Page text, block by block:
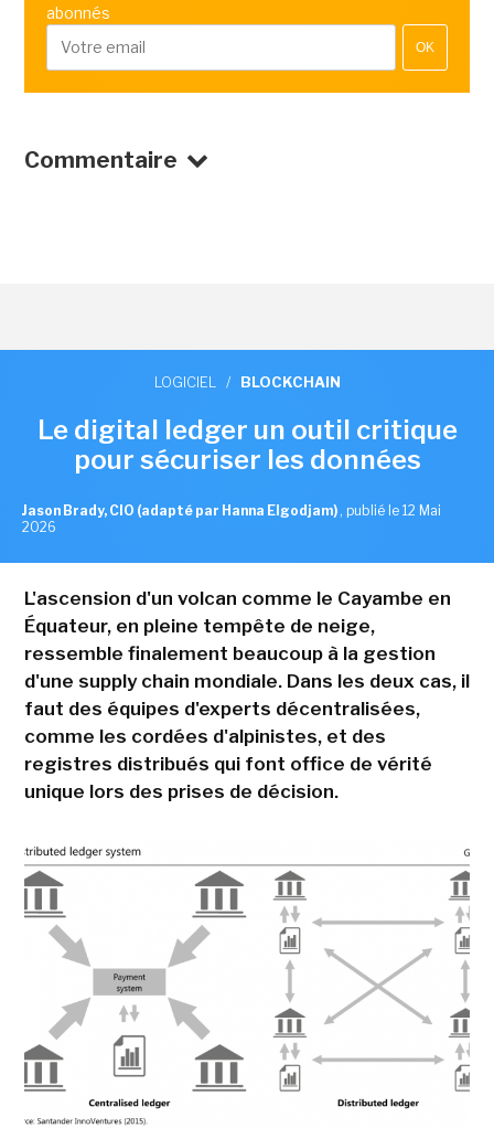
abonnés
OK
Commentaire
LOGICIEL / BLOCKCHAIN
Le digital ledger un outil critique
pour sécuriser les données
Jason Brady, CIO (adapté par Hanna Elgodjam) , publié le 12 Mai
2026
L'ascension d'un volcan comme le Cayambe en
Équateur, en pleine tempête de neige,
ressemble finalement beaucoup à la gestion
d'une supply chain mondiale. Dans les deux cas, il
faut des équipes d'experts décentralisées,
comme les cordées d'alpinistes, et des
registres distribués qui font office de vérité
unique lors des prises de décision.